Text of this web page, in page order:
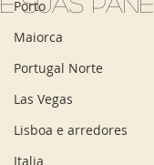
Porto
Maiorca
Portugal Norte
Las Vegas
Lisboa e arredores
Italia